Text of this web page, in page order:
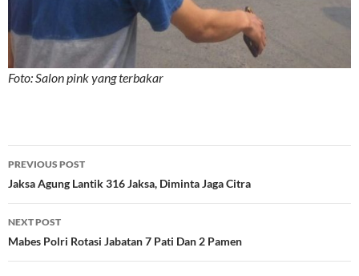
Foto: Salon pink yang terbakar
Post
navigation
PREVIOUS POST
Jaksa Agung Lantik 316 Jaksa, Diminta Jaga Citra
NEXT POST
Mabes Polri Rotasi Jabatan 7 Pati Dan 2 Pamen